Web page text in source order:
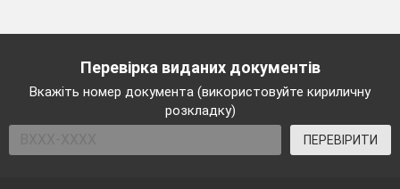
Перевірка виданих документів
Вкажіть номер документа (використовуйте кириличну
розкладку)
ПЕРЕВІРИТИ